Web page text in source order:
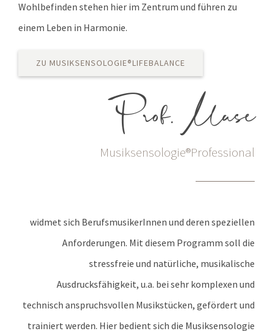
Wohlbefinden stehen hier im Zentrum und führen zu
einem Leben in Harmonie.
ZU MUSIKSENSOLOGIE®LIFEBALANCE
Prof. Muse
Musiksensologie®Professional
widmet sich BerufsmusikerInnen und deren speziellen
Anforderungen. Mit diesem Programm soll die
stressfreie und natürliche, musikalische
Ausdrucksfähigkeit, u.a. bei sehr komplexen und
technisch anspruchsvollen Musikstücken, gefördert und
trainiert werden. Hier bedient sich die Musiksensologie